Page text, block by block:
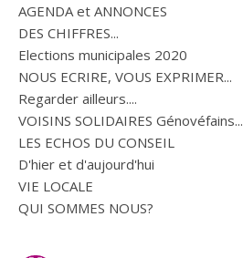
AGENDA et ANNONCES
DES CHIFFRES...
Elections municipales 2020
NOUS ECRIRE, VOUS EXPRIMER...
Regarder ailleurs....
VOISINS SOLIDAIRES Génovéfains...
LES ECHOS DU CONSEIL
D'hier et d'aujourd'hui
VIE LOCALE
QUI SOMMES NOUS?